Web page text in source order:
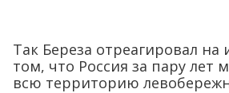
Так Береза отреагировал
том, что Россия за пару лет
всю территорию